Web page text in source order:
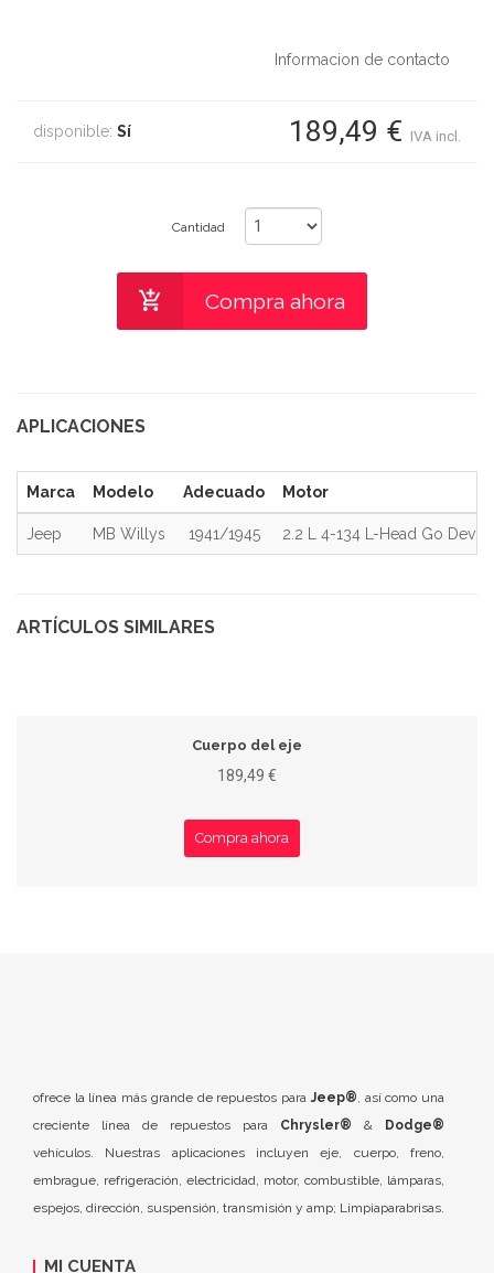
Informacion de contacto
disponible: Sí 189,49 € IVA incl.
Cantidad
Compra ahora
APLICACIONES
Marca Modelo Adecuado Motor
Jeep MB Willys 1941/1945 2.2 L 4-134 L-Head Go Devil
ARTÍCULOS SIMILARES
Cuerpo del eje
189,49 €
Compra ahora
ofrece la línea más grande de repuestos paraJeep®, así como una
creciente línea de repuestos para Chrysler® &
Dodge®
vehículos. Nuestras aplicaciones incluyen eje, cuerpo, freno,
embrague, refrigeración, electricidad, motor, combustible, lámparas,
espejos, dirección, suspensión, transmisión y amp; Limpiaparabrisas.
MI CUENTA